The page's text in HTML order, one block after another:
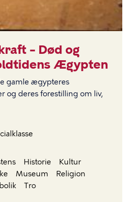
– Død og
Ægypten
gamle ægypteres
og deres forestilling om liv,
Historie
Kultur
Museum
Religion
Tro